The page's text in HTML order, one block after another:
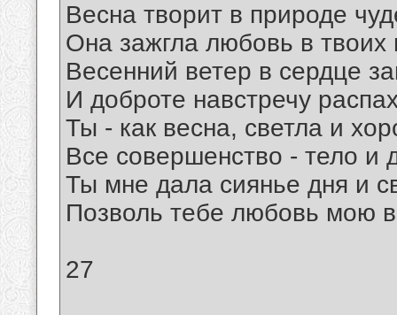
Весна творит в природе
Она зажгла любовь в твоих
Весенний ветер в сердце
И доброте навстречу
Ты - как весна, светла и
Все совершенство - тело и
Ты мне дала сиянье дня и
Позволь тебе любовь мою
27